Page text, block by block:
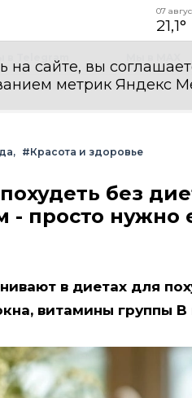
07
21,1°
на сайте, вы
метрик Яндекс
#Красота и здоровье
без
просто нужно
в диетах для
витамины группы